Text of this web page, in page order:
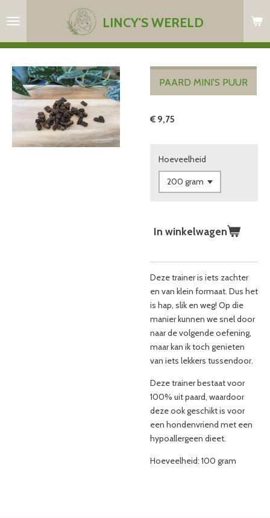
direct
hoofdinhoud
LINCY'S WERELD
PAARD MINI'S PUUR
€ 9,75
Hoeveelheid
In winkelwagen
Deze trainer is iets zachter
en van klein formaat. Dus het
is hap, slik en weg! Op die
manier kunnen we snel door
naar de volgende oefening,
maar kan ik toch genieten
van iets lekkers tussendoor.
Deze trainer bestaat voor
100% uit paard, waardoor
deze ook geschikt is voor
een hondenvriend met een
hypoallergeen dieet.
Hoeveelheid: 100 gram